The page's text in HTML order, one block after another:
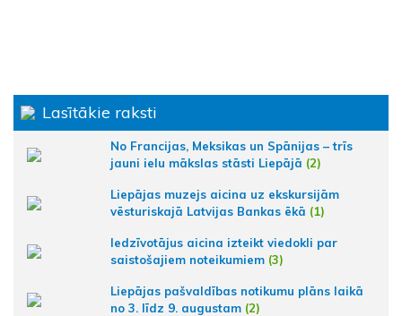
Lasītākie raksti
No Francijas, Meksikas un Spānijas – trīs
jauni ielu mākslas stāsti Liepājā (2)
Liepājas muzejs aicina uz ekskursijām
vēsturiskajā Latvijas Bankas ēkā (1)
Iedzīvotājus aicina izteikt viedokli par
saistošajiem noteikumiem (3)
Liepājas pašvaldības notikumu plāns laikā
no 3. līdz 9. augustam (2)